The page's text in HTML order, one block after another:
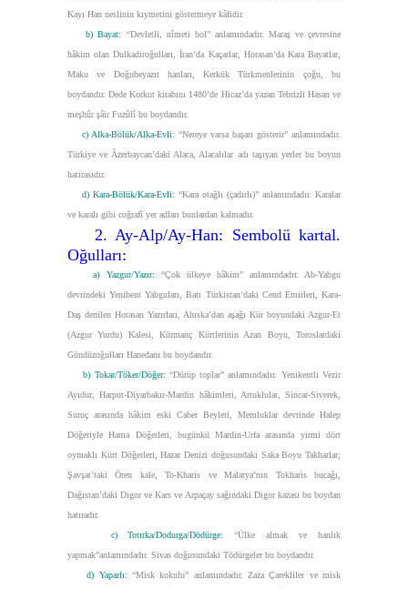
Kayı Han neslinin kıymetini göstermeye kâfidir.
b) Bayat: “Devletli, nîmeti bol” anlamındadır. Maraş ve çevresine
hâkim olan Dulkadiroğulları, İran’da Kaçarlar, Horasan’da Kara Bayatlar,
Maku ve Doğubeyazıt hanları, Kerkük Türkmenlerinin çoğu, bu
boydandır. Dede Korkut kitabını 1480’de Hicaz’da yazan Tebrizli Hasan ve
meşhûr şâir Fuzûlî bu boydandır.
c) Alka-Bölük/Alka-Evli: “Nereye varsa başarı gösterir” anlamındadır.
Türkiye ve Âzerbaycan’daki Alaca, Alacalılar adı taşıyan yerler bu boyun
hatırasıdır.
d) Kara-Bölük/Kara-Evli: “Kara otağlı (çadırlı)” anlamındadır. Karalar
ve karalı gibi coğrafî yer adları bunlardan kalmadır.
2. Ay-Alp/Ay-Han: Sembolü kartal.
Oğulları:
a) Yazgur/Yazır: “Çok ülkeye hâkim” anlamındadır. Ab-Yabgu
devrindeki Yenibent Yabguları, Batı Türkistan’daki Cend Emirleri, Kara-
Daş denilen Horasan Yazırları, Ahıska’dan aşağı Kür boyundaki Azgur-Et
(Azgur Yurdu) Kalesi, Kürmanç Kürtlerinin Azan Boyu, Toroslardaki
Gündüzoğulları Hanedanı bu boydandır.
b) Tokar/Töker/Döğer: “Dürüp toplar” anlamındadır. Yenikentli Vezir
Ayıdur, Harput-Diyarbakır-Mardin hâkimleri, Artuklular, Sincar-Siverek,
Suruç arasında hâkim eski Caber Beyleri, Memluklar devrinde Halep
Döğeriyle Hama Döğerleri, bugünkü Mardin-Urfa arasında yirmi dört
oymaklı Kürt Döğerleri, Hazar Denizi doğusundaki Saka Boyu Takharlar;
Şavşat’taki Ören kale, To-Kharis ve Malatya’nın Tokharis bucağı,
Dağıstan’daki Digor ve Kars ve Arpaçay sağındaki Digor kazası bu boydan
hatıradır.
c) Totırka/Dodurga/Dödürge:“Ülke almak ve hanlık
yapmak”anlamındadır. Sivas doğusundaki Tödürgeler bu boydandır.
d) Yaparlı: “Misk kokulu” anlamındadır. Zaza Çarekliler ve misk